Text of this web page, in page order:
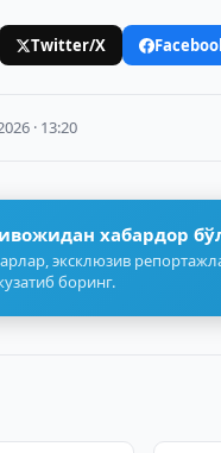
Twitter/X
· 13:20
хабардор
эксклюзив
боринг.